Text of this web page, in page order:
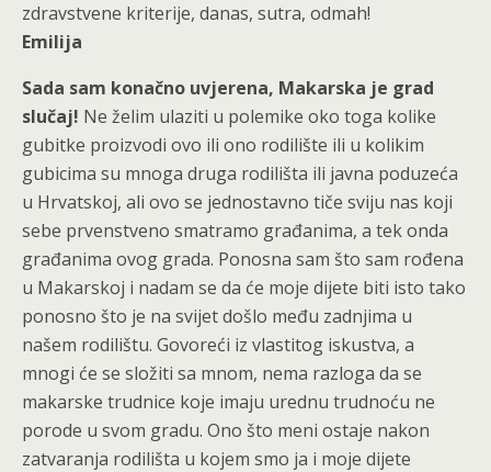
zdravstvene kriterije, danas, sutra, odmah!
Emilija
Sada sam konačno uvjerena, Makarska je grad
slučaj! Ne želim ulaziti u polemike oko toga kolike
gubitke proizvodi ovo ili ono rodilište ili u kolikim
gubicima su mnoga druga rodilišta ili javna poduzeća
u Hrvatskoj, ali ovo se jednostavno tiče sviju nas koji
sebe prvenstveno smatramo građanima, a tek onda
građanima ovog grada. Ponosna sam što sam rođena
u Makarskoj i nadam se da će moje dijete biti isto tako
ponosno što je na svijet došlo među zadnjima u
našem rodilištu. Govoreći iz vlastitog iskustva, a
mnogi će se složiti sa mnom, nema razloga da se
makarske trudnice koje imaju urednu trudnoću ne
porode u svom gradu. Ono što meni ostaje nakon
zatvaranja rodilišta u kojem smo ja i moje dijete